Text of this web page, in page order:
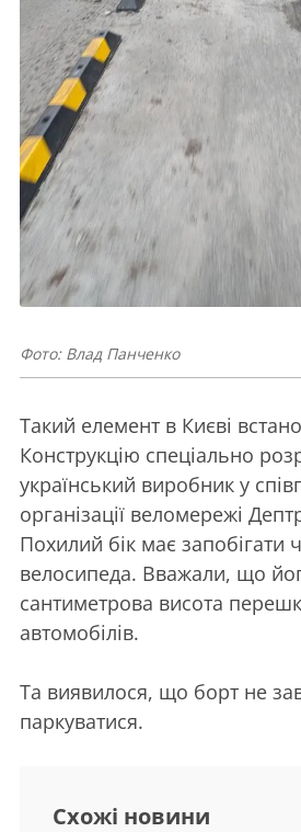
Фото: Влад Панченко
Такий елемент в Києві
Конструкцію спеціально
український виробник у
організації веломережі
Похилий бік має запобігати
велосипеда. Вважали, що
сантиметрова висота
автомобілів.
Та виявилося, що борт не
паркуватися.
Схожі новини